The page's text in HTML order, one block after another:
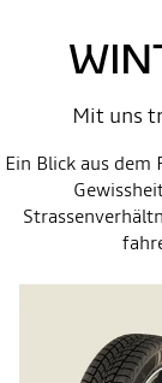
Mit uns
Ein Blick aus dem